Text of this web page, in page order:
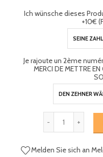
Ich wünsche dieses
+10€
Je rajoute un 2ème
MERCI DE METTRE
Melden Sie sich an